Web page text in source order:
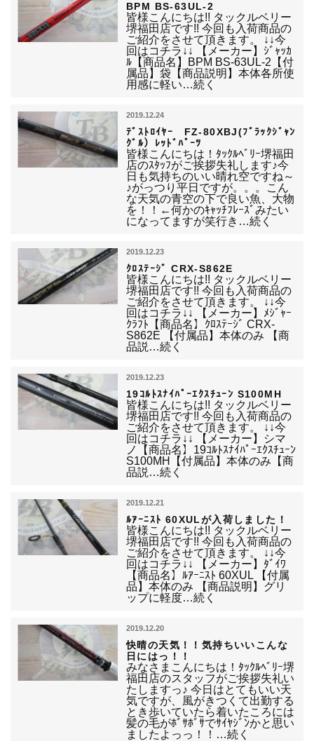
BPM BS-63UL-2
皆様こんにちは!! タックルベリー
堺福田店です!! 今回も入荷商品の
ご紹介をさせて頂きます。 ↓↓今
回はコチラ↓↓ 【メーカー】ｼﾞｬｯｶ
ﾙ【商品名】BPM BS-63UL-2【付
属品】袋【商品説明】本体各所使
用感に軽い…続く
2019.12.24
ﾃﾞｽﾄﾛｲﾔｰ FZ-80XBJ(ﾌﾞﾗｯｸｼﾞｬﾝ
ｸﾞﾙ）ﾚｯﾄﾞﾊﾟｰﾂ
皆様こんにちは！ﾀｯｸﾙﾍﾞﾘｰ堺福田
店のｽﾀｯﾌがご挨拶失礼します♪今
日も気持ちのいい晴れ空ですね～
♪がっつり平日ですが。。。こん
な天気の青空の下で良い魚、大物
を！！←何かのｷｬｯﾁﾌﾚｰｽﾞみたい
になってますが笑行き…続く
2019.12.23
ｸﾛｽﾃｰｼﾞ CRX-S862E
皆様こんにちは!! タックルベリー
堺福田店です!! 今回も入荷商品の
ご紹介をさせて頂きます。 ↓↓今
回はコチラ↓↓ 【メーカー】ﾒｼﾞｬｰ
ｸﾗﾌﾄ【商品名】ｸﾛｽﾃｰｼﾞ CRX-
S862E 【付属品】本体のみ 【商
品説…続く
2019.12.23
19ｺﾙﾄｽﾅｲﾊﾟｰｴｸｽﾁｭｰﾝ S100MH
皆様こんにちは!! タックルベリー
堺福田店です!! 今回も入荷商品の
ご紹介をさせて頂きます。 ↓↓今
回はコチラ↓↓ 【メーカー】シマ
ノ【商品名】19ｺﾙﾄｽﾅｲﾊﾟｰｴｸｽﾁｭｰﾝ
S100MH【付属品】本体のみ【商
品説…続く
2019.12.21
ﾙｱｰﾆｽﾄ 60XULが入荷しました！
皆様こんにちは!! タックルベリー
堺福田店です!! 今回も入荷商品の
ご紹介をさせて頂きます。 ↓↓今
回はコチラ↓↓ 【メーカー】ﾀﾞｲﾜ
【商品名】ﾙｱｰﾆｽﾄ 60XUL 【付属
品】本体のみ 【商品説明】グリ
ップに軽度…続く
2019.12.20
快晴の天気！！気持ちいいこんな
日にはっ！！
みなさまこんにちは！ﾀｯｸﾙﾍﾞﾘｰ堺
福田店のスタッフがご挨拶失礼い
たしますっ♪ 今日はとてもいい天
気ですが、風がきつくて出勤する
とき歩いていたら着いたころには
髪の毛がﾎﾞｻﾎﾞｻでｻｲﾔｼﾞﾝかと思い
ましたよっっ！！…続く